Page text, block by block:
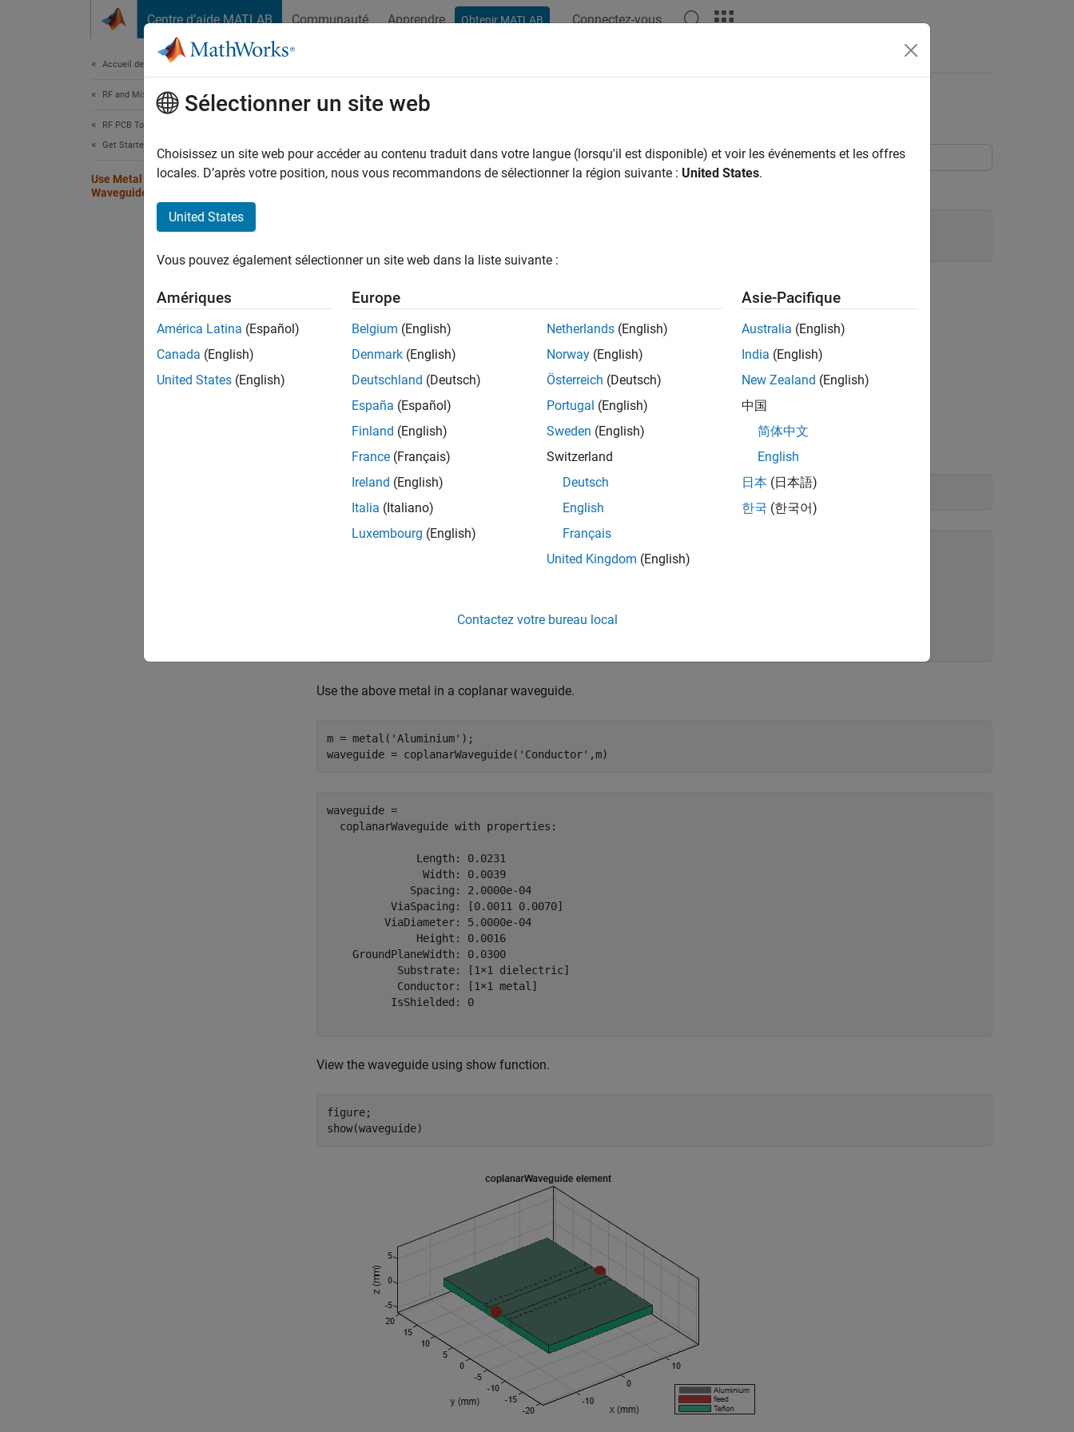
Centre d’aide MATLAB Communauté Apprendre Obtenir MATLAB Connectez-vous
Accueil de la documentation
RF and Mixed Signal
RF PCB Toolbox
Get Started with RF PCB Toolbox
Use Metal Catalog to Design Coplanar
Waveguide
Use Metal Catalog to Design Coplanar Waveguide
Open the metal catalog.
s = find(mc, 'Aluminium'
           Units: 'mil'
Use the above metal in a coplanar waveguide.
m = metal( 'Aluminium' );
waveguide = coplanarWaveguide( 'Conductor' ,m)
waveguide =
  coplanarWaveguide with properties:
              Length: 0.0231
               Width: 0.0039
             Spacing: 2.0000e-04
          ViaSpacing: [0.0011 0.0070]
         ViaDiameter: 5.0000e-04
              Height: 0.0016
    GroundPlaneWidth: 0.0300
           Substrate: [1×1 dielectric]
           Conductor: [1×1 metal]
          IsShielded: 0
View the waveguide using show function.
figure;
show(waveguide)
Sélectionner un site web
Choisissez un site web pour accéder au contenu traduit dans votre langue (lorsqu'il est disponible) et voir les événements et les offres
locales. D’après votre position, nous vous recommandons de sélectionner la région suivante : United States.
United States
Vous pouvez également sélectionner un site web dans la liste suivante :
Amériques
América Latina (Español)
Canada (English)
United States (English)
Europe
Belgium (English)
Denmark (English)
Deutschland (Deutsch)
España (Español)
Finland (English)
France (Français)
Ireland (English)
Italia (Italiano)
Luxembourg (English)
Netherlands (English)
Norway (English)
Österreich (Deutsch)
Portugal (English)
Sweden (English)
Switzerland
Deutsch
English
Français
United Kingdom (English)
Asie-Pacifique
Australia (English)
India (English)
New Zealand (English)
中国
简体中文
English
日本 (日本語)
한국 (한국어)
Contactez votre bureau local